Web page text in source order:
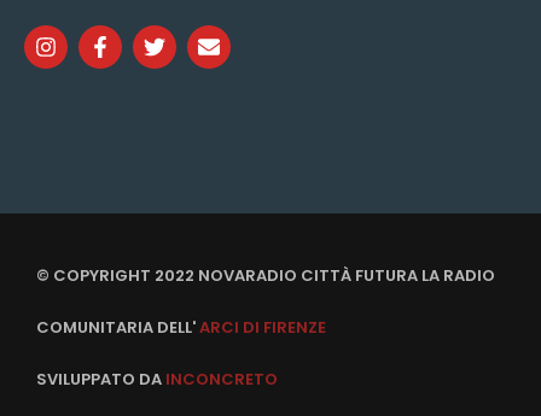
© COPYRIGHT 2022 NOVARADIO CITTÀ FUTURA LA RADIO
COMUNITARIA DELL'ARCI DI FIRENZE
SVILUPPATO DA INCONCRETO